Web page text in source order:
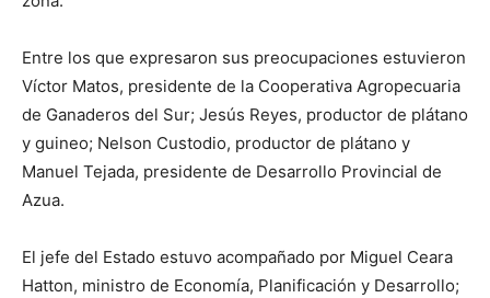
Entre los que expresaron sus preocupaciones estuvieron
Víctor Matos, presidente de la Cooperativa Agropecuaria
de Ganaderos del Sur; Jesús Reyes, productor de plátano
y guineo; Nelson Custodio, productor de plátano y
Manuel Tejada, presidente de Desarrollo Provincial de
Azua.
El jefe del Estado estuvo acompañado por Miguel Ceara
Hatton, ministro de Economía, Planificación y Desarrollo;